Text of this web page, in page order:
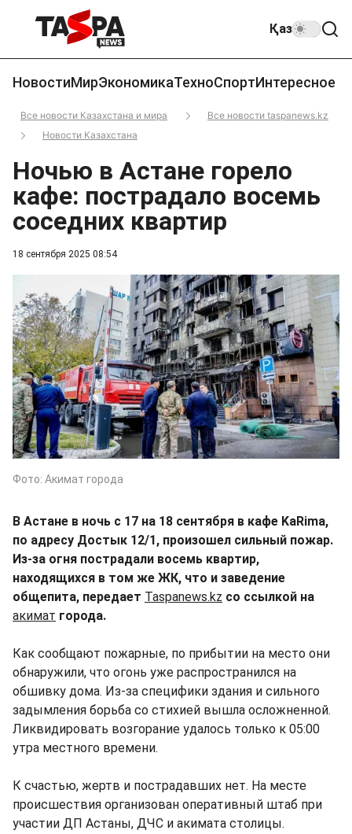
Қаз
НовостиМирЭкономикаТехноСпортИнтересное
Все новости Казахстана и мира
Все новости taspanews.kz
Новости Казахстана
18 сентября 2025 08:54
Ночью в Астане горело
кафе: пострадало восемь
соседних квартир
Фото: Акимат города
В Астане в ночь с 17 на 18 сентября в кафе KaRima,
по адресу Достык 12/1, произошел сильный пожар.
Из-за огня пострадали восемь квартир,
находящихся в том же ЖК, что и заведение
общепита, передает Taspanews.kz со ссылкой на
акимат города.
Как сообщают пожарные, по прибытии на место они
обнаружили, что огонь уже распространился на
обшивку дома. Из-за специфики здания и сильного
задымления борьба со стихией вышла осложненной.
Ликвидировать возгорание удалось только к 05:00
утра местного времени.
К счастью, жертв и пострадавших нет. На месте
происшествия организован оперативный штаб при
участии ДП Астаны, ДЧС и акимата столицы.